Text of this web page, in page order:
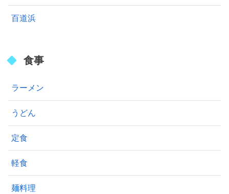
百道浜
食事
ラーメン
うどん
定食
軽食
麺料理